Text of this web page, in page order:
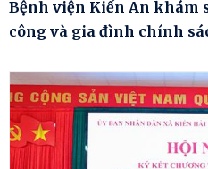
Bệnh viện Kiến An khám
công và gia đình chính